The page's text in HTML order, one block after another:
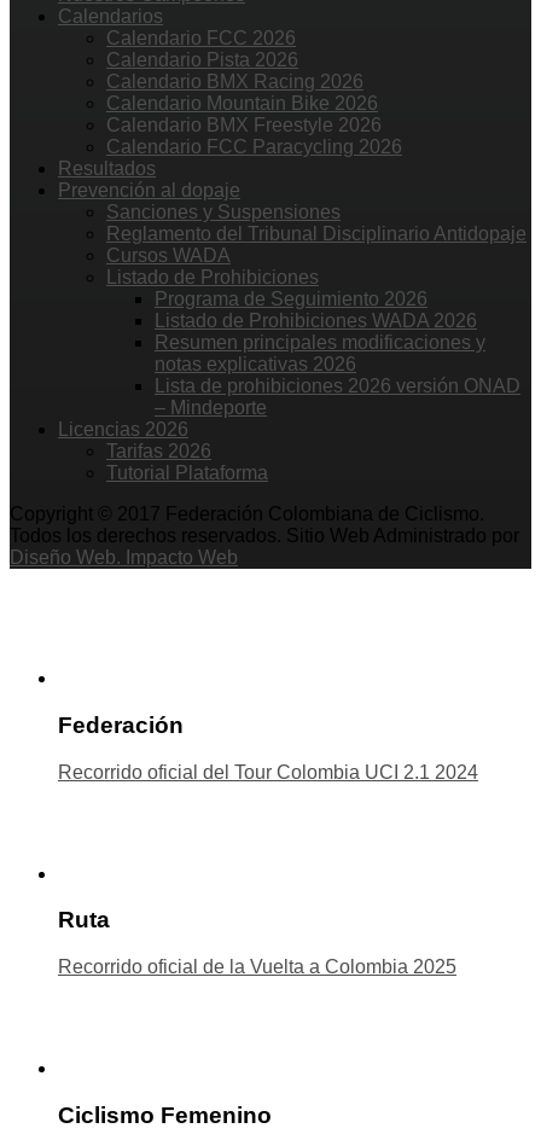
Calendarios
Calendario FCC 2026
Calendario Pista 2026
Calendario BMX Racing 2026
Calendario Mountain Bike 2026
Calendario BMX Freestyle 2026
Calendario FCC Paracycling 2026
Resultados
Prevención al dopaje
Sanciones y Suspensiones
Reglamento del Tribunal Disciplinario Antidopaje
Cursos WADA
Listado de Prohibiciones
Programa de Seguimiento 2026
Listado de Prohibiciones WADA 2026
Resumen principales modificaciones y
notas explicativas 2026
Lista de prohibiciones 2026 versión ONAD
– Mindeporte
Licencias 2026
Tarifas 2026
Tutorial Plataforma
Copyright © 2017 Federación Colombiana de Ciclismo.
Todos los derechos reservados. Sitio Web Administrado por
Diseño Web. Impacto Web
Federación
Recorrido oficial del Tour Colombia UCI 2.1 2024
Ruta
Recorrido oficial de la Vuelta a Colombia 2025
Ciclismo Femenino